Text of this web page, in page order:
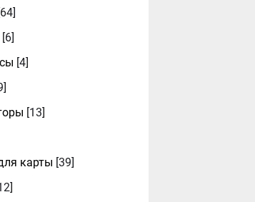
[6]
[4]
[13]
карты [39]